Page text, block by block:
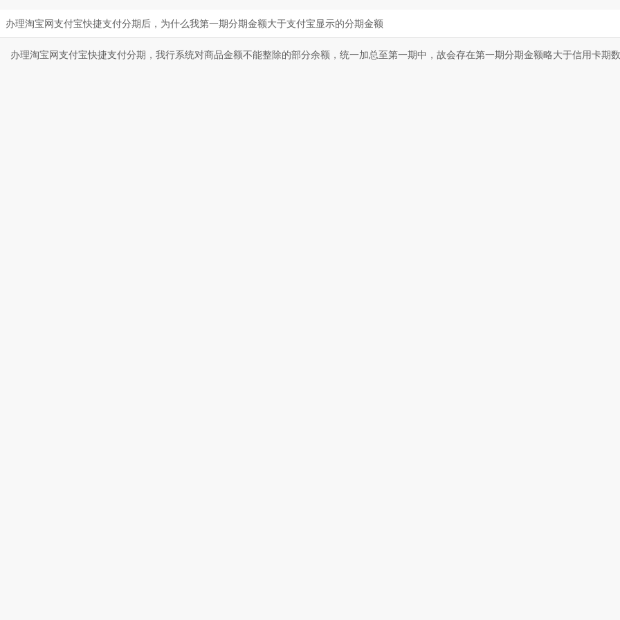
办理淘宝网支付宝快捷支付分期后，为什么我第一期分期金额大于支付宝显示的分期金额
办理淘宝网支付宝快捷支付分期，我行系统对商品金额不能整除的部分余额，统一加总至第一期中，故会存在第一期分期金额略大于信用卡期